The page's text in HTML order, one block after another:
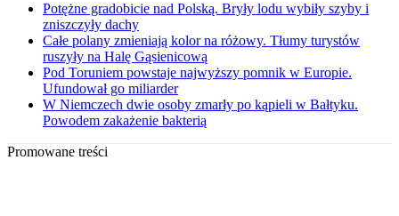
Potężne gradobicie nad Polską. Bryły lodu wybiły szyby i
zniszczyły dachy
Całe polany zmieniają kolor na różowy. Tłumy turystów
ruszyły na Halę Gąsienicową
Pod Toruniem powstaje najwyższy pomnik w Europie.
Ufundował go miliarder
W Niemczech dwie osoby zmarły po kąpieli w Bałtyku.
Powodem zakażenie bakterią
Promowane treści